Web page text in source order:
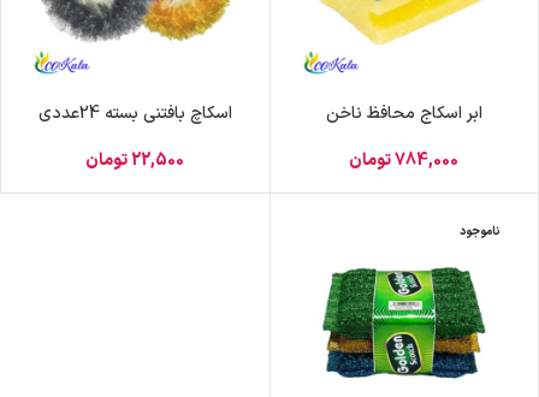
ابر اسکاج محافظ ناخن
784,000تومان
اسکاچ بافتنی بسته 24عددی
22,500تومان
ناموجود